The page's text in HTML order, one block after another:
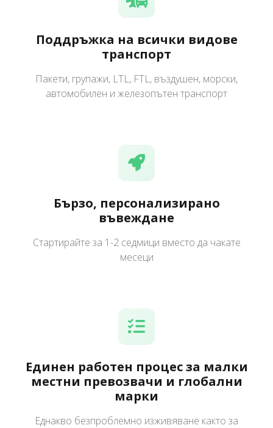
Поддръжка на всички видове
транспорт
Пакети, групажи, LTL, FTL, въздушен, морски,
автомобилен и железопътен транспорт
Бързо, персонализирано
въвеждане
Стартирайте за 1-2 седмици вместо да чакате
месеци
Единен работен процес за малки
местни превозвачи и глобални
марки
Еднакво безпроблемно изживяване както за